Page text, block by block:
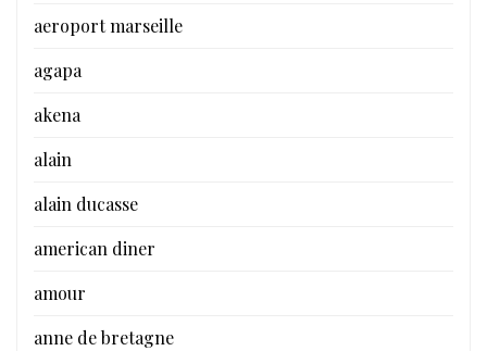
aeroport marseille
agapa
akena
alain
alain ducasse
american diner
amour
anne de bretagne